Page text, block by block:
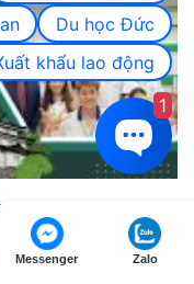
tại Nhật chi tiết nhất
nước …
Xem thêm
Messenger Zalo
Du học Đức
khẩu lao động
1